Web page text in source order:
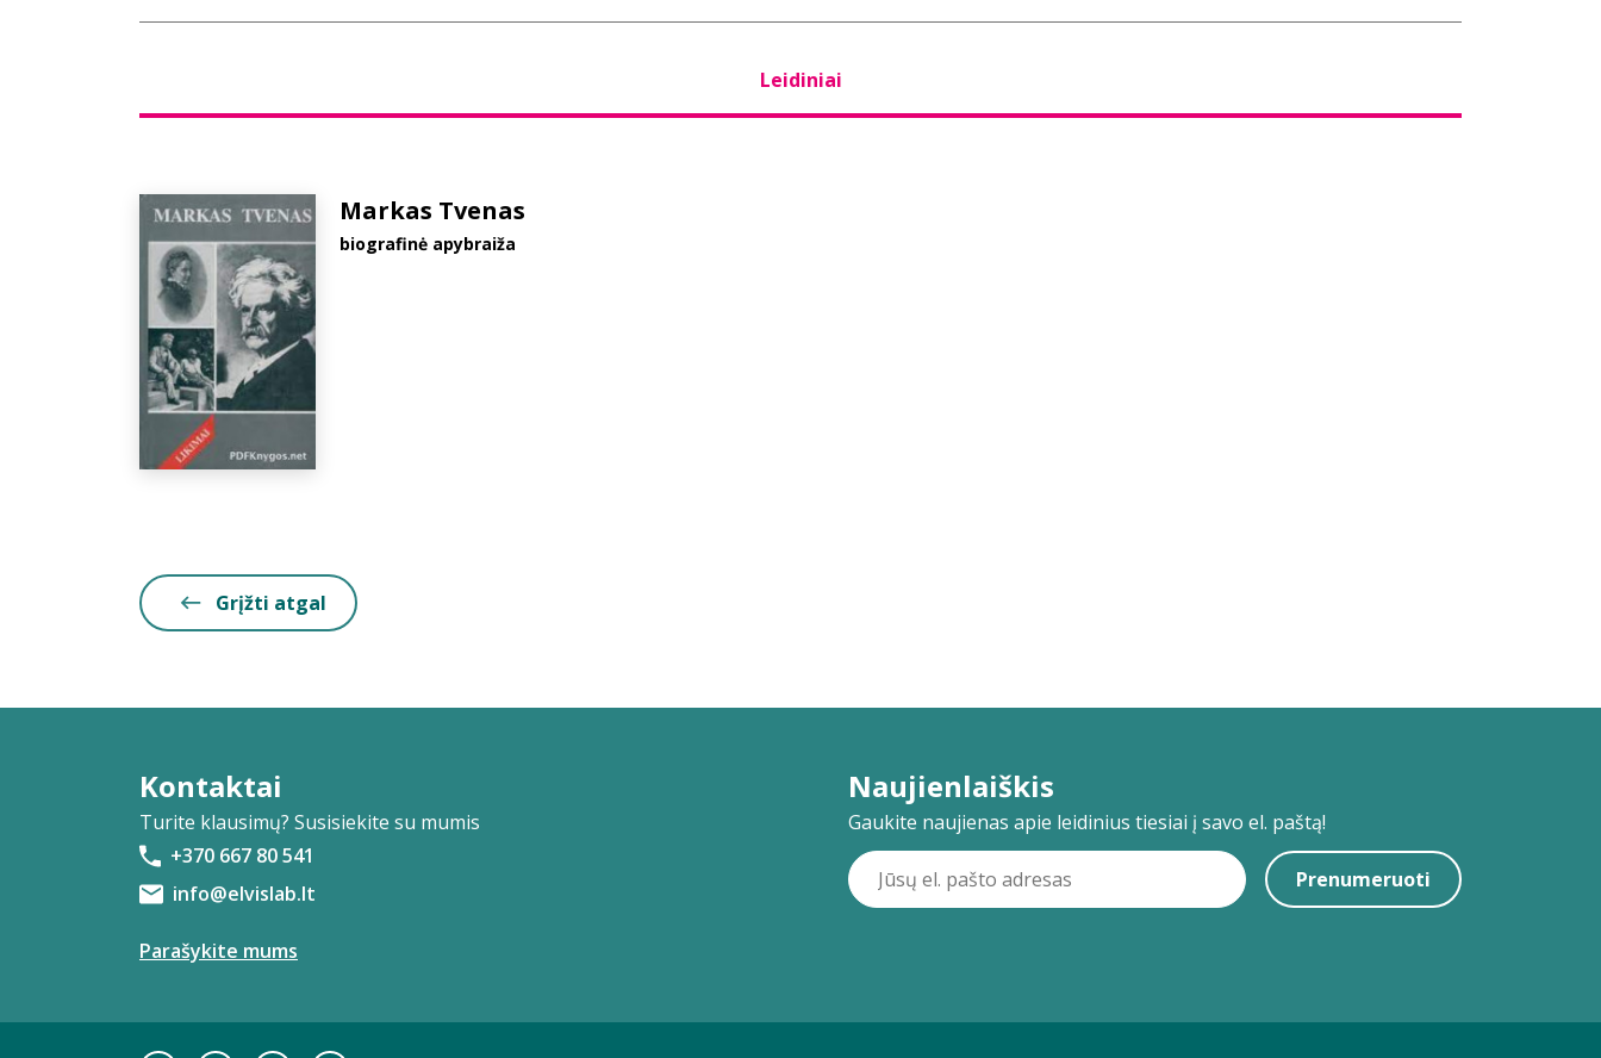
Leidiniai
Markas Tvenas
biografinė apybraiža
Grįžti atgal
Kontaktai
Turite klausimų? Susisiekite su mumis
+370 667 80 541
info@elvislab.lt
Parašykite mums
Naujienlaiškis
Gaukite naujienas apie leidinius tiesiai į savo el. paštą!
Prenumeruoti